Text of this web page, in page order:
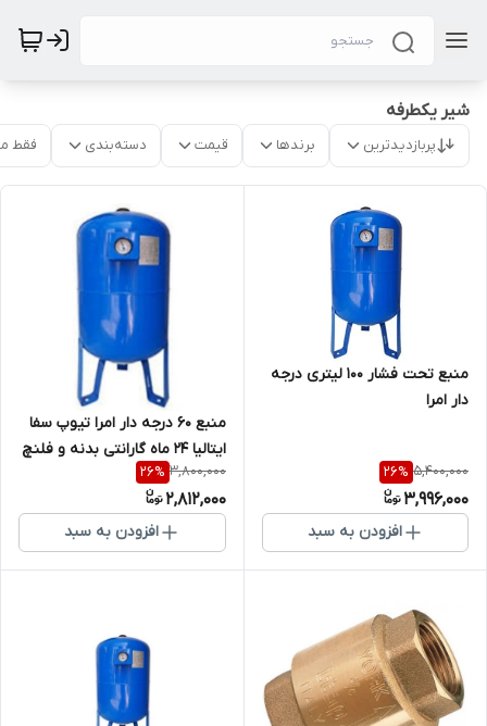
شیر یکطرفه
پربازدیدترین برندها قیمت دسته‌بندی فقط
منبع تحت فشار 100 لیتری درجه
دار امرا
5,400,000
26%
3,996,000
افزودن به سبد
منبع 60 درجه دار امرا تیوپ سفا
ایتالیا 24 ماه گارانتی بدنه و فلنچ
3,800,000
26%
2,812,000
افزودن به سبد